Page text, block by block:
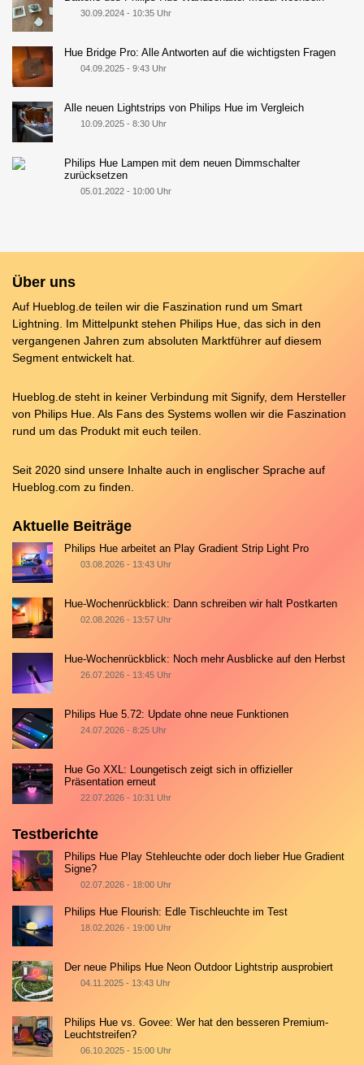
30.09.2024 - 10:35 Uhr
Hue Bridge Pro: Alle Antworten auf die wichtigsten Fragen
04.09.2025 - 9:43 Uhr
Alle neuen Lightstrips von Philips Hue im Vergleich
10.09.2025 - 8:30 Uhr
Philips Hue Lampen mit dem neuen Dimmschalter
zurücksetzen
05.01.2022 - 10:00 Uhr
Über uns
Auf Hueblog.de teilen wir die Faszination rund um Smart
Lightning. Im Mittelpunkt stehen Philips Hue, das sich in den
vergangenen Jahren zum absoluten Marktführer auf diesem
Segment entwickelt hat.
Hueblog.de steht in keiner Verbindung mit Signify, dem Hersteller
von Philips Hue. Als Fans des Systems wollen wir die Faszination
rund um das Produkt mit euch teilen.
Seit 2020 sind unsere Inhalte auch in englischer Sprache auf
Hueblog.com zu finden.
Aktuelle Beiträge
Philips Hue arbeitet an Play Gradient Strip Light Pro
03.08.2026 - 13:43 Uhr
Hue-Wochenrückblick: Dann schreiben wir halt Postkarten
02.08.2026 - 13:57 Uhr
Hue-Wochenrückblick: Noch mehr Ausblicke auf den Herbst
26.07.2026 - 13:45 Uhr
Philips Hue 5.72: Update ohne neue Funktionen
24.07.2026 - 8:25 Uhr
Hue Go XXL: Loungetisch zeigt sich in offizieller
Präsentation erneut
22.07.2026 - 10:31 Uhr
Testberichte
Philips Hue Play Stehleuchte oder doch lieber Hue Gradient
Signe?
02.07.2026 - 18:00 Uhr
Philips Hue Flourish: Edle Tischleuchte im Test
18.02.2026 - 19:00 Uhr
Der neue Philips Hue Neon Outdoor Lightstrip ausprobiert
04.11.2025 - 13:43 Uhr
Philips Hue vs. Govee: Wer hat den besseren Premium-
Leuchtstreifen?
06.10.2025 - 15:00 Uhr